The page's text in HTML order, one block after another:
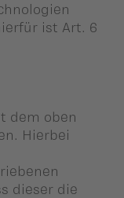
ist Art. 6
dem oben
Hierbei
dieser die